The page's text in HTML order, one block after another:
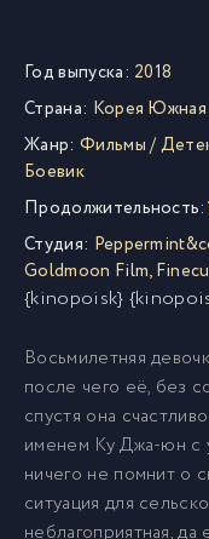
Год выпуска: 2018
Страна: Корея Южная
Жанр: Фильмы/
Боевик
Продолжительность:
Студия:
Goldmoon Film,
{kinopoisk}
Восьмилетняя
после чего её, без
спустя она
именем Ку Джа-юн с
ничего не помнит о
ситуация для
неблагоприятная,